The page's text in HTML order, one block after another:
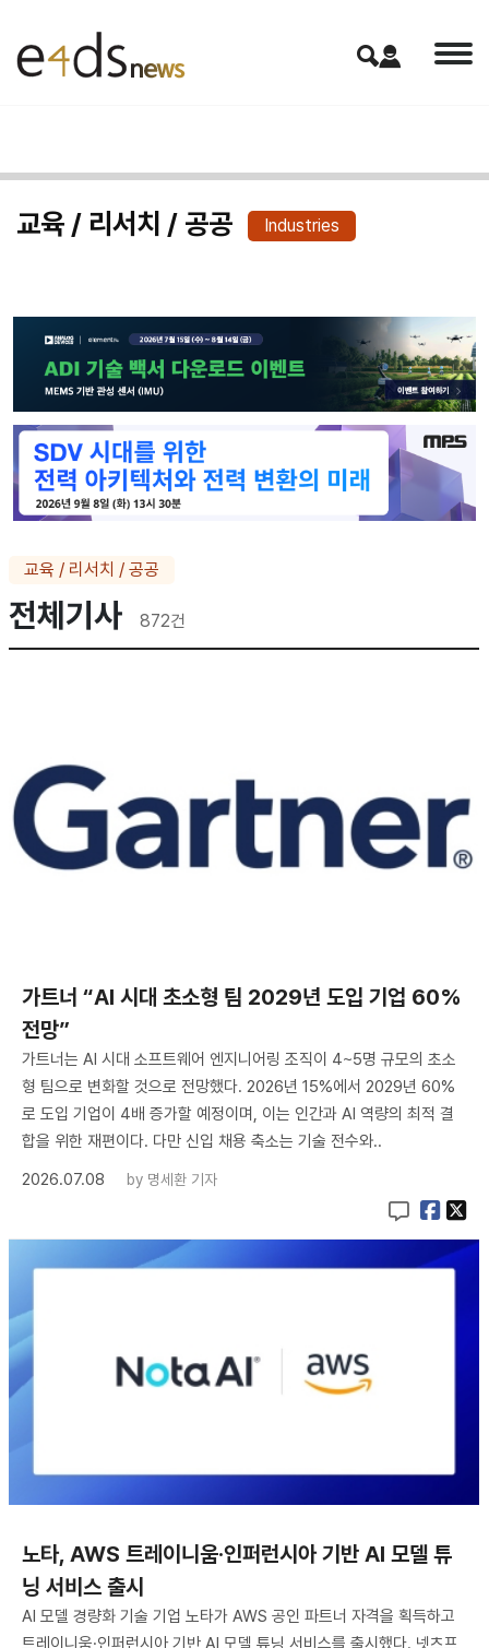
교육 / 리서치 / 공공 Industries
교육 / 리서치 / 공공
전체기사 872건
가트너 “AI 시대 초소형 팀 2029년 도입 기업 60%
전망”
가트너는 AI 시대 소프트웨어 엔지니어링 조직이 4~5명 규모의 초소
형 팀으로 변화할 것으로 전망했다. 2026년 15%에서 2029년 60%
로 도입 기업이 4배 증가할 예정이며, 이는 인간과 AI 역량의 최적 결
합을 위한 재편이다. 다만 신입 채용 축소는 기술 전수와..
2026.07.08
by 명세환 기자
노타, AWS 트레이니움·인퍼런시아 기반 AI 모델 튜
닝 서비스 출시
AI 모델 경량화 기술 기업 노타가 AWS 공인 파트너 자격을 획득하고
트레이니움·인퍼런시아 기반 AI 모델 튜닝 서비스를 출시했다. 넷츠프